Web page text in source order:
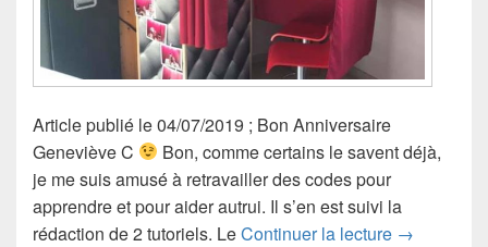
Article publié le 04/07/2019 ; Bon Anniversaire
Geneviève C
Bon, comme certains le savent déjà,
je me suis amusé à retravailler des codes pour
apprendre et pour aider autrui. Il s’en est suivi la
rédaction de 2 tutoriels. LeContinuer la lecture →